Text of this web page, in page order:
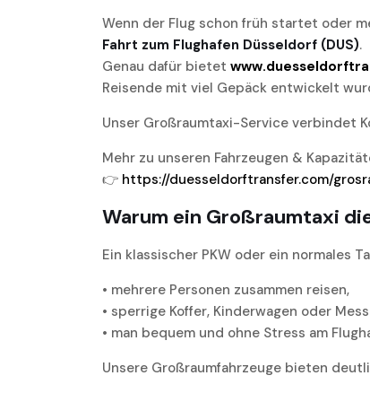
Wenn der Flug schon früh startet oder
Fahrt zum Flughafen Düsseldorf (DUS).
Genau dafür bietet
Reisende mit viel Gepäck entwickelt
Unser Großraumtaxi-Service verbindet
Mehr zu unseren Fahrzeugen &
👉 https://duesseldorftransfer.com/
Warum ein Großraumtaxi
Ein klassischer PKW oder ein normales
• mehrere Personen zusammen reisen,
• sperrige Koffer, Kinderwagen oder
• man bequem und ohne Stress am
Unsere Großraumfahrzeuge bieten